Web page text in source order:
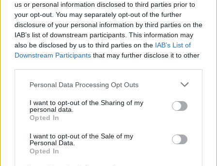
us or personal information disclosed to third parties prior to
your opt-out. You may separately opt-out of the further
disclosure of your personal information by third parties on the
IAB’s list of downstream participants. This information may
also be disclosed by us to third parties on the IAB’s List of
Downstream Participants that may further disclose it to other
Personal Data Processing Opt Outs
I want to opt-out of the Sharing of my
personal data.
Opted In
I want to opt-out of the Sale of my
Personal Data.
Opted In
Stile e design per sfidare le rivali
del vecchio mito
18/12/2011
Zingaretti: pronto a sfidare
Alemanno
04/12/2011
Di Pietro cambia strada No a